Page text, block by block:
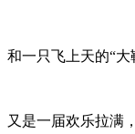
和一只飞上天的“大
又是一届欢乐拉满